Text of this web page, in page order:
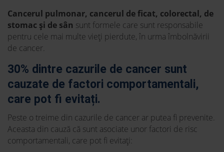
Cancerul pulmonar, cancerul de ficat, colorectal, de
stomac și de sân sunt formele care sunt responsabile
pentru cele mai multe vieți pierdute, în urma îmbolnăvirii
de cancer.
30% dintre cazurile de cancer sunt
cauzate de factori comportamentali,
care pot fi evitați.
Peste o treime din cazurile de cancer ar putea fi prevenite.
Aceasta din cauză că sunt asociate unor factori de risc
comportamentali, care pot fi evitați: